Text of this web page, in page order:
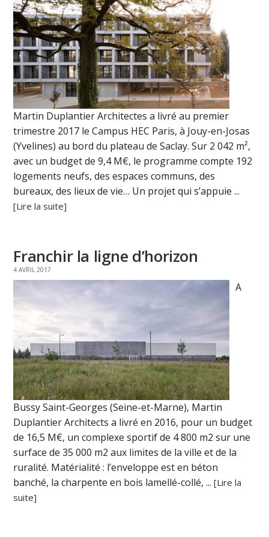
Martin Duplantier Architectes a livré au premier
trimestre 2017 le Campus HEC Paris, à Jouy-en-Josas
(Yvelines) au bord du plateau de Saclay. Sur 2 042 m²,
avec un budget de 9,4 M€, le programme compte 192
logements neufs, des espaces communs, des
bureaux, des lieux de vie… Un projet qui s’appuie ...
[Lire la suite]
Franchir la ligne d’horizon
4 AVRIL 2017
A
Bussy Saint-Georges (Seine-et-Marne), Martin
Duplantier Architects a livré en 2016, pour un budget
de 16,5 M€, un complexe sportif de 4 800 m2 sur une
surface de 35 000 m2 aux limites de la ville et de la
ruralité. Matérialité : l’enveloppe est en béton
banché, la charpente en bois lamellé-collé, ...[Lire la
suite]